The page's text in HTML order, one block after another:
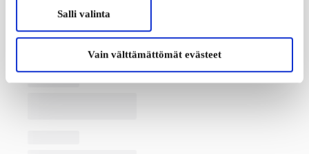
Salli valinta
Vain välttämättömät evästeet